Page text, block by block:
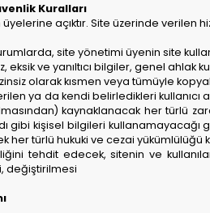
Kuralları
açıktır. Site üzerinde verilen
site yönetimi üyenin site
eksik ve yanıltıcı bilgiler, genel
olarak kısmen veya tümüyle
ya da kendi belirledikleri
kaynaklanacak her türlü
gibi kişisel bilgileri kullanamayacağı
her türlü hukuki ve cezai yükümlülüğü
tehdit edecek, sitenin ve
değiştirilmesi